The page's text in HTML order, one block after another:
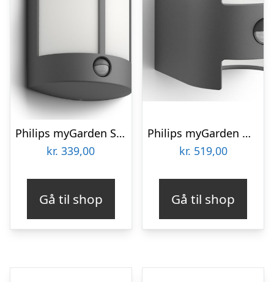
Philips myGarden Stock udendørs væglampe med sensor
kr. 339,00
Gå til shop
Philips myGarden Grass udendørs væglampe med sensor
kr. 519,00
Gå til shop